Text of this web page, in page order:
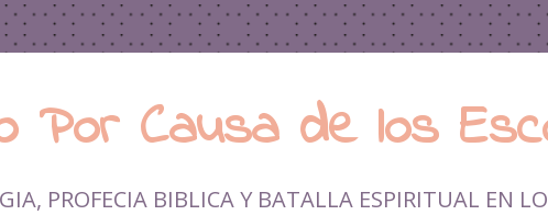
Por Causa de los
PROFECIA BIBLICA Y BATALLA ESPIRITUAL EN